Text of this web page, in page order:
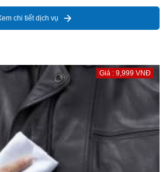
chi tiết dịch vụ
Giá : 9,999 VNĐ